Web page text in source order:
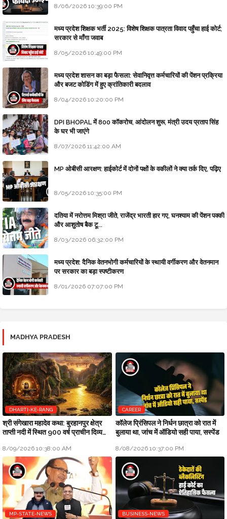
8/06/2026 10:39:00 PM
मध्य प्रदेश शिक्षक भर्ती 2025: विशेष शिक्षक पात्रता विवाद पहुँचा हाई कोर्ट;
सरकार से माँगा जवाब
8/05/2026 10:49:00 PM
मध्य प्रदेश शासन का बड़ा फैसला: सेवानिवृत्त कर्मचारियों की पेंशन प्रक्रिया
और बजट कोडिंग में हुए क्रांतिकारी बदलाव
8/04/2026 10:20:00 PM
DPI BHOPAL में 800 कॉकरोच, आंदोलन शुरू, मंत्री उदय प्रताप सिंह
के घर भी जाएंगे
8/07/2026 11:42:00 AM
MP ओबीसी आरक्षण: हाईकोर्ट में दोनों पक्षों के वकीलों ने क्या तर्क दिए, पढ़िए
8/05/2026 10:35:00 PM
दतिया में नरोत्तम मिश्रा जीते, राजेंद्र भारती हार गए, घनश्याम की पेंशन पक्की
और आशुतोष बैक टू...
8/03/2026 06:32:00 PM
मध्य प्रदेश: दैनिक वेतनभोगी कर्मचारियों के स्थायी वर्गीकरण और वेतनमान
पर सरकार का बड़ा स्पष्टीकरण
8/01/2026 07:07:00 PM
MADHYA PRADESH
DHARTI-KE-RANG
श्री संगेखारा महादेव कथा: बुरहानपुर क्षेत्र
ताप्ती नदी में स्थित 900 वर्ष प्राचीन दिव्य
8/09/2026 10:38:00 AM
CAREER
कॉलेज प्रिंसिपल ने निर्धन छात्रा को रात में
बुलाया था, जांच में ऑडियो सही पाया, सस्पेंड
8/08/2026 10:37:00 PM
MP-STATE-NEWS BUSINESS-NEWS